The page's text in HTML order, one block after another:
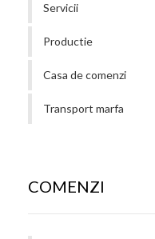
Servicii
Productie
Casa de comenzi
Transport marfa
COMENZI